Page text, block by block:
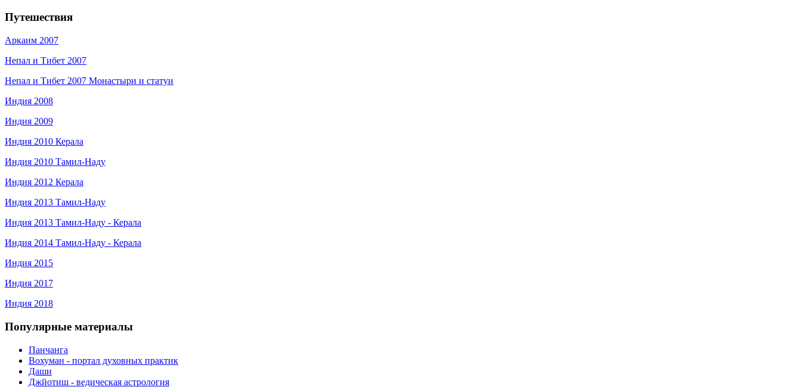
Путешествия
Аркаим 2007
Непал и Тибет 2007
Непал и Тибет 2007 Монастыри и статуи
Индия 2008
Индия 2009
Индия 2010 Керала
Индия 2010 Тамил-Наду
Индия 2012 Керала
Индия 2013 Тамил-Наду
Индия 2013 Тамил-Наду - Керала
Индия 2014 Тамил-Наду - Керала
Индия 2015
Индия 2017
Индия 2018
Популярные материалы
Панчанга
Вохуман - портал духовных практик
Даши
Джйотиш - ведическая астрология